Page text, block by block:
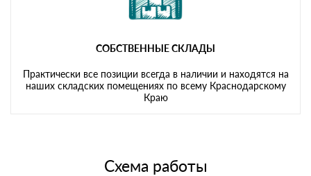
СОБСТВЕННЫЕ СКЛАДЫ
Практически все позиции всегда в наличии и находятся на
наших складских помещениях по всему Краснодарскому
Краю
Схема работы